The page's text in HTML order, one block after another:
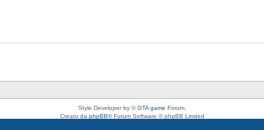
Style Developer by ©GTA game Forum.
Creato da phpBB® Forum Software © phpBB Limited